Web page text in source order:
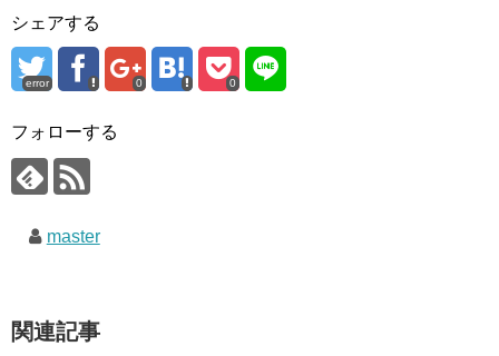
シェアする
error 0 0
フォローする
master
関連記事